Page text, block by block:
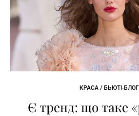
КРАСА / БЬЮТІ-БЛОГ
Є тренд: що таке